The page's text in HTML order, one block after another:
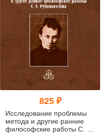
825 ₽
Исследование проблемы
метода и другие ранние
философские работы С. Л.